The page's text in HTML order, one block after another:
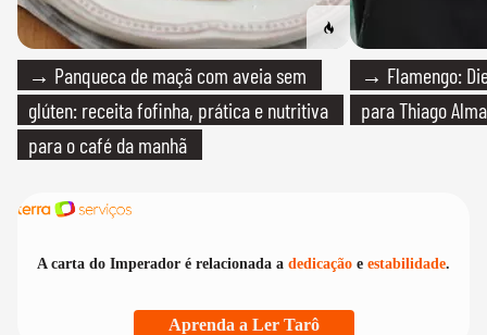
→ Panqueca de maçã com aveia sem
glúten: receita fofinha, prática e nutritiva
para o café da manhã
→ Flamengo:
para Thiago
A carta do Imperador é relacionada a dedicação e estabilidade.
Aprenda a Ler Tarô